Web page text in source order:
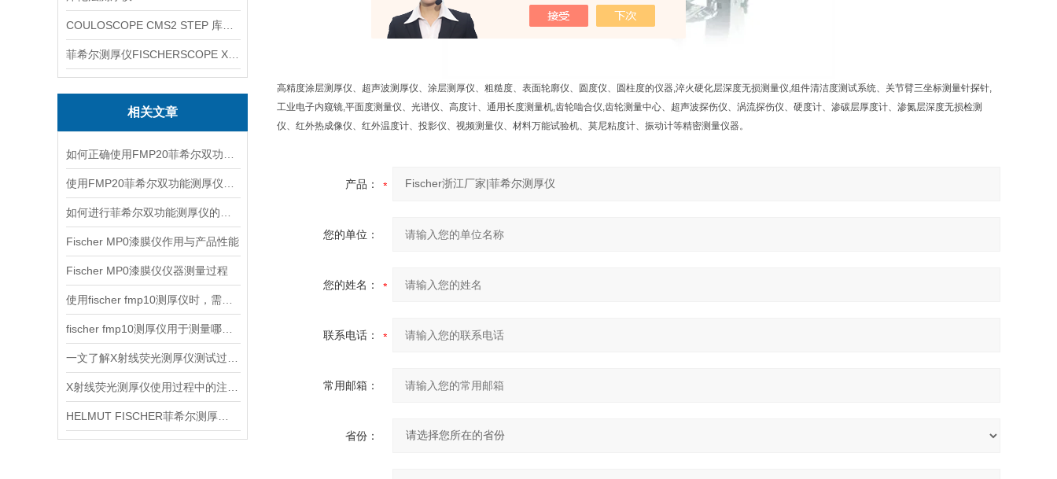
相关文章
Fischer MP0漆膜仪作用与产品性能
Fischer MP0漆膜仪仪器测量过程
高精度涂层测厚仪、超声波测厚仪、涂层测厚仪、粗糙度、表面轮廓仪、圆度仪、圆柱度的仪器,淬火硬化层深度无损测量仪,组件清洁度测试系统、关节臂三坐标测量针探针,
工业电子内窥镜,平面度测量仪、光谱仪、高度计、通用长度测量机,齿轮啮合仪,齿轮测量中心、超声波探伤仪、涡流探伤仪、硬度计、渗碳层厚度计、渗氮层深度无损检测
仪、红外热成像仪、红外温度计、投影仪、视频测量仪、材料万能试验机、莫尼粘度计、振动计等精密测量仪器。
产品：
您的单位：
您的姓名：
联系电话：
常用邮箱：
省份：